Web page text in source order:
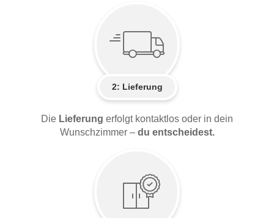
2: Lieferung
Die Lieferung erfolgt kontaktlos oder in dein
Wunschzimmer – du entscheidest.